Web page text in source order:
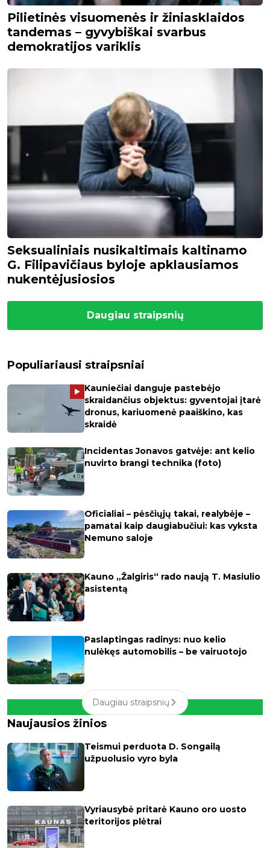
Pilietinės visuomenės ir žiniasklaidos
tandemas – gyvybiškai svarbus
demokratijos variklis
Seksualiniais nusikaltimais kaltinamo
G. Filipavičiaus byloje apklausiamos
nukentėjusiosios
Daugiau straipsnių
Populiariausi straipsniai
Kauniečiai danguje pastebėjo
skraidančius objektus: gyventojai įtarė
dronus, kariuomenė paaiškino, kas
skraidė
Incidentas Jonavos gatvėje: ant kelio
nuvirto brangi technika (foto)
Oficialiai – pėsčiųjų takai, realybėje –
pamatai kaip daugiabučiui: kas vyksta
Nemuno saloje
Kauno „Žalgiris“ rado naują T. Masiulio
asistentą
Paslaptingas radinys: nuo kelio
nulėkęs automobilis – be vairuotojo
Daugiau straipsnių
Naujausios žinios
Teismui perduota D. Songailą
užpuolusio vyro byla
Vyriausybė pritarė Kauno oro uosto
teritorijos plėtrai